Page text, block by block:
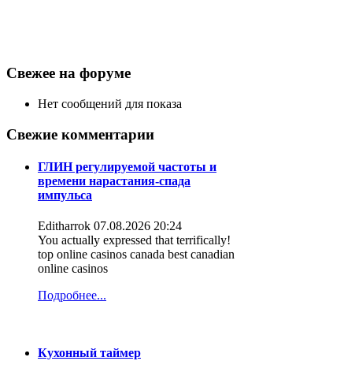
Свежее на форуме
Нет сообщений для показа
Свежие комментарии
ГЛИН регулируемой частоты и
времени нарастания-спада
импульса
Editharrok 07.08.2026 20:24
You actually expressed that terrifically!
top online casinos canada best canadian
online casinos
Подробнее...
Кухонный таймер